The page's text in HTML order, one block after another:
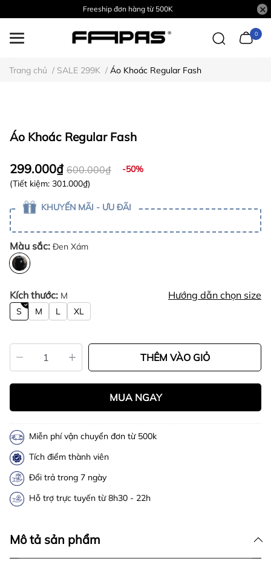
Freeship đơn hàng từ 500K
0
Trang chủ / SALE 299K / Áo Khoác Regular Fash
Áo Khoác Regular Fash
299.000₫ 600.000₫
-50%
(Tiết kiệm: 301.000₫)
KHUYẾN MÃI - ƯU ĐÃI
Màu sắc: Đen Xám
Kích thước: M Hướng dẫn chọn size
S M L XL
THÊM VÀO GIỎ
MUA NGAY
Miễn phí vận chuyển đơn từ 500k
Tích điểm thành viên
Đổi trả trong 7 ngày
Hỗ trợ trực tuyến từ 8h30 - 22h
Mô tả sản phẩm